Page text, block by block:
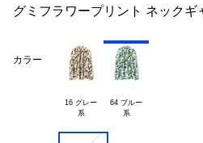
グミフラワープリント ネックギ
カラー
16 グレー
系
64 ブルー
系